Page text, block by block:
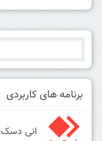
برنامه های کاربردی
انی دسک